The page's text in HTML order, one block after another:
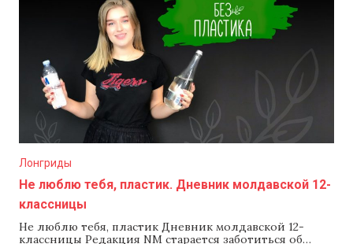
Лонгриды
Не люблю тебя, пластик. Дневник молдавской 12-
классницы​
Не люблю тебя, пластик Дневник молдавской 12-
классницы Редакция NM старается заботиться об